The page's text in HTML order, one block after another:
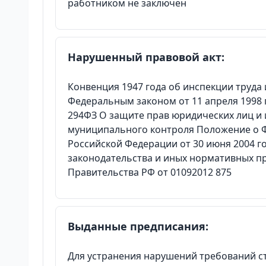
работником не заключен
Нарушенный правовой акт:
Конвенция 1947 года об инспекции
Федеральным законом от 11 апреля 1998
294ФЗ О защите прав юридических лиц и
муниципального контроля Положение о
Российской Федерации от 30 июня 2004
законодательства и иных нормативных
Правительства РФ от 01092012 875
Выданные предписания:
Для устранения нарушений требований